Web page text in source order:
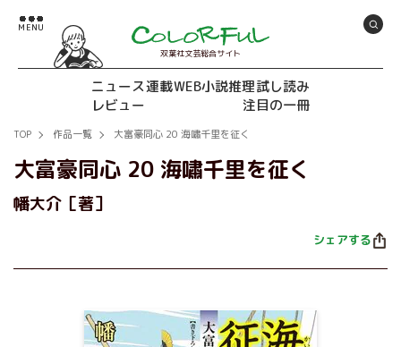
双葉社文芸総合サイト
ニュース連載WEB小説推理試し読み
レビュー
注目の一冊
TOP 作品一覧 大富豪同心 20 海嘯千里を征く
大富豪同心 20 海嘯千里を征く
幡大介［著］
シェアする